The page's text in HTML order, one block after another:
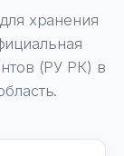
хранения
(РУ РК) в